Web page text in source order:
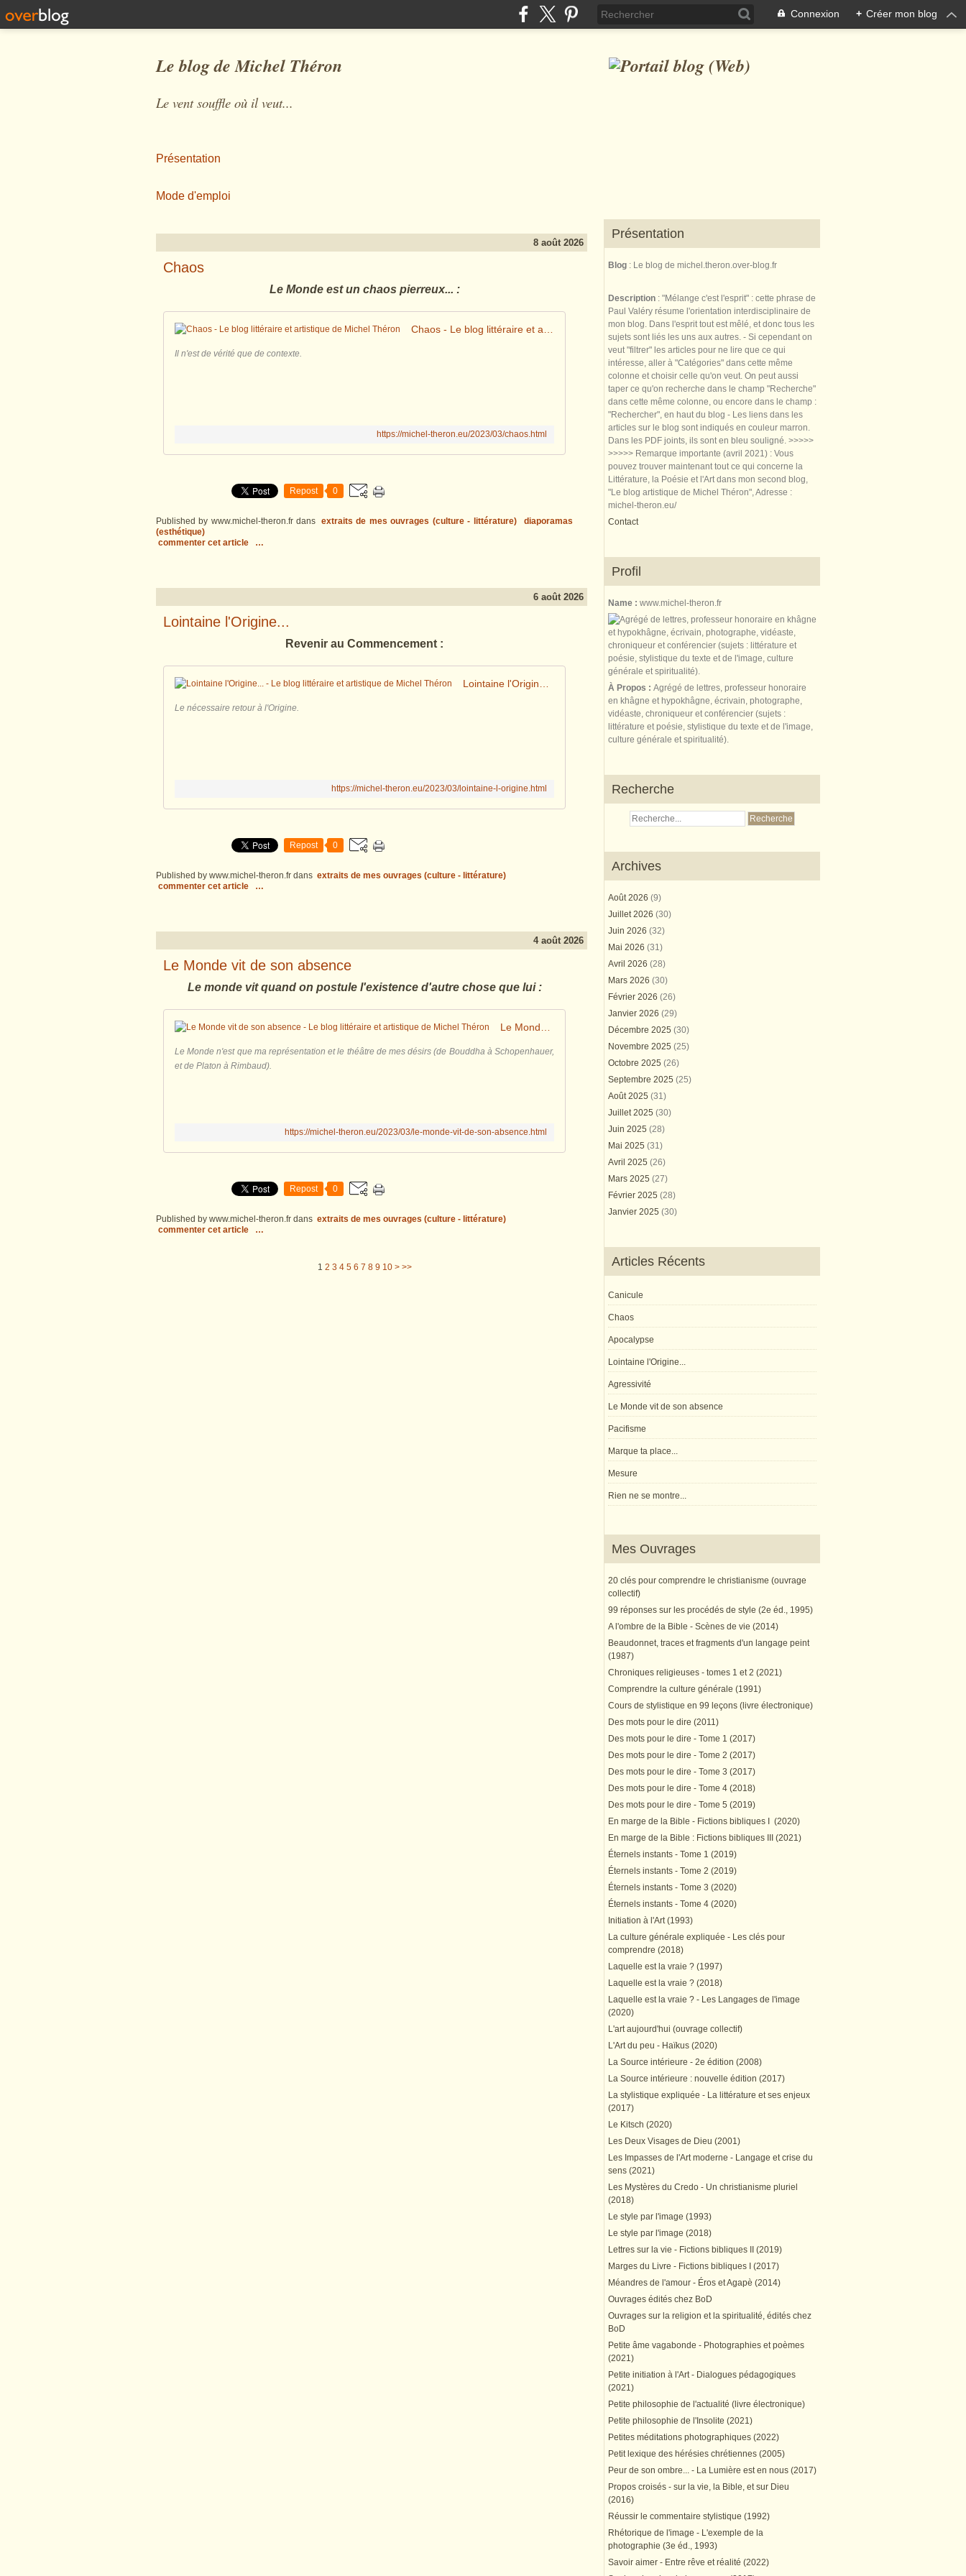
Connexion + Créer mon blog
Le blog de Michel Théron
Le vent souffle où il veut...
Présentation
Mode d'emploi
8 août 2026
Chaos
Le Monde est un chaos pierreux... :
Il n'est de vérité que de contexte.
https://michel-theron.eu/2023/03/chaos.html
Repost 0
Published by www.michel-theron.fr dans extraits de mes ouvrages (culture - littérature)
diaporamas
(esthétique)
commenter cet article
…
6 août 2026
Lointaine l'Origine...
Revenir au Commencement :
Le nécessaire retour à l'Origine.
https://michel-theron.eu/2023/03/lointaine-l-origine.html
Repost 0
Published by www.michel-theron.fr dans extraits de mes ouvrages (culture - littérature)
commenter cet article
…
4 août 2026
Le Monde vit de son absence
Le monde vit quand on postule l'existence d'autre chose que lui :
Le Monde n'est que ma représentation et le théâtre de mes désirs (de Bouddha à Schopenhauer,
et de Platon à Rimbaud).
https://michel-theron.eu/2023/03/le-monde-vit-de-son-absence.html
Repost 0
Published by www.michel-theron.fr dans extraits de mes ouvrages (culture - littérature)
commenter cet article
…
1 2 3 4 5 6 7 8 9 10 20
30
40
50
60
70
80
90
100
200
300
400
> >>
Présentation
Blog : Le blog de michel.theron.over-blog.fr
Description : "Mélange c'est l'esprit" : cette phrase de
Paul Valéry résume l'orientation interdisciplinaire de
mon blog. Dans l'esprit tout est mêlé, et donc tous les
sujets sont liés les uns aux autres. - Si cependant on
veut "filtrer" les articles pour ne lire que ce qui
intéresse, aller à "Catégories" dans cette même
colonne et choisir celle qu'on veut. On peut aussi
taper ce qu'on recherche dans le champ "Recherche"
dans cette même colonne, ou encore dans le champ :
"Rechercher", en haut du blog - Les liens dans les
articles sur le blog sont indiqués en couleur marron.
Dans les PDF joints, ils sont en bleu souligné. >>>>>
>>>>> Remarque importante (avril 2021) : Vous
pouvez trouver maintenant tout ce qui concerne la
Littérature, la Poésie et l'Art dans mon second blog,
"Le blog artistique de Michel Théron", Adresse :
michel-theron.eu/
Contact
Profil
Name : www.michel-theron.fr
À Propos : Agrégé de lettres, professeur honoraire
en khâgne et hypokhâgne, écrivain, photographe,
vidéaste, chroniqueur et conférencier (sujets :
littérature et poésie, stylistique du texte et de l'image,
culture générale et spiritualité).
Recherche
Archives
Août 2026 (9)
Juillet 2026 (30)
Juin 2026 (32)
Mai 2026 (31)
Avril 2026 (28)
Mars 2026 (30)
Février 2026 (26)
Janvier 2026 (29)
Décembre 2025 (30)
Novembre 2025 (25)
Octobre 2025 (26)
Septembre 2025 (25)
Août 2025 (31)
Juillet 2025 (30)
Juin 2025 (28)
Mai 2025 (31)
Avril 2025 (26)
Mars 2025 (27)
Février 2025 (28)
Janvier 2025 (30)
Articles Récents
Canicule
Chaos
Apocalypse
Lointaine l'Origine...
Agressivité
Le Monde vit de son absence
Pacifisme
Marque ta place...
Mesure
Rien ne se montre...
Mes Ouvrages
20 clés pour comprendre le christianisme (ouvrage
collectif)
99 réponses sur les procédés de style (2e éd., 1995)
A l'ombre de la Bible - Scènes de vie (2014)
Beaudonnet, traces et fragments d'un langage peint
(1987)
Chroniques religieuses - tomes 1 et 2 (2021)
Comprendre la culture générale (1991)
Cours de stylistique en 99 leçons (livre électronique)
Des mots pour le dire (2011)
Des mots pour le dire - Tome 1 (2017)
Des mots pour le dire - Tome 2 (2017)
Des mots pour le dire - Tome 3 (2017)
Des mots pour le dire - Tome 4 (2018)
Des mots pour le dire - Tome 5 (2019)
En marge de la Bible - Fictions bibliques I (2020)
En marge de la Bible : Fictions bibliques III (2021)
Éternels instants - Tome 1 (2019)
Éternels instants - Tome 2 (2019)
Éternels instants - Tome 3 (2020)
Éternels instants - Tome 4 (2020)
Initiation à l'Art (1993)
La culture générale expliquée - Les clés pour
comprendre (2018)
Laquelle est la vraie ? (1997)
Laquelle est la vraie ? (2018)
Laquelle est la vraie ? - Les Langages de l'image
(2020)
L'art aujourd'hui (ouvrage collectif)
L'Art du peu - Haïkus (2020)
La Source intérieure - 2e édition (2008)
La Source intérieure : nouvelle édition (2017)
La stylistique expliquée - La littérature et ses enjeux
(2017)
Le Kitsch (2020)
Les Deux Visages de Dieu (2001)
Les Impasses de l'Art moderne - Langage et crise du
sens (2021)
Les Mystères du Credo - Un christianisme pluriel
(2018)
Le style par l'image (1993)
Le style par l'image (2018)
Lettres sur la vie - Fictions bibliques II (2019)
Marges du Livre - Fictions bibliques I (2017)
Méandres de l'amour - Éros et Agapè (2014)
Ouvrages édités chez BoD
Ouvrages sur la religion et la spiritualité, édités chez
BoD
Petite âme vagabonde - Photographies et poèmes
(2021)
Petite initiation à l'Art - Dialogues pédagogiques
(2021)
Petite philosophie de l'actualité (livre électronique)
Petite philosophie de l'Insolite (2021)
Petites méditations photographiques (2022)
Petit lexique des hérésies chrétiennes (2005)
Peur de son ombre... - La Lumière est en nous (2017)
Propos croisés - sur la vie, la Bible, et sur Dieu
(2016)
Réussir le commentaire stylistique (1992)
Rhétorique de l'image - L'exemple de la
photographie (3e éd., 1993)
Savoir aimer - Entre rêve et réalité (2022)